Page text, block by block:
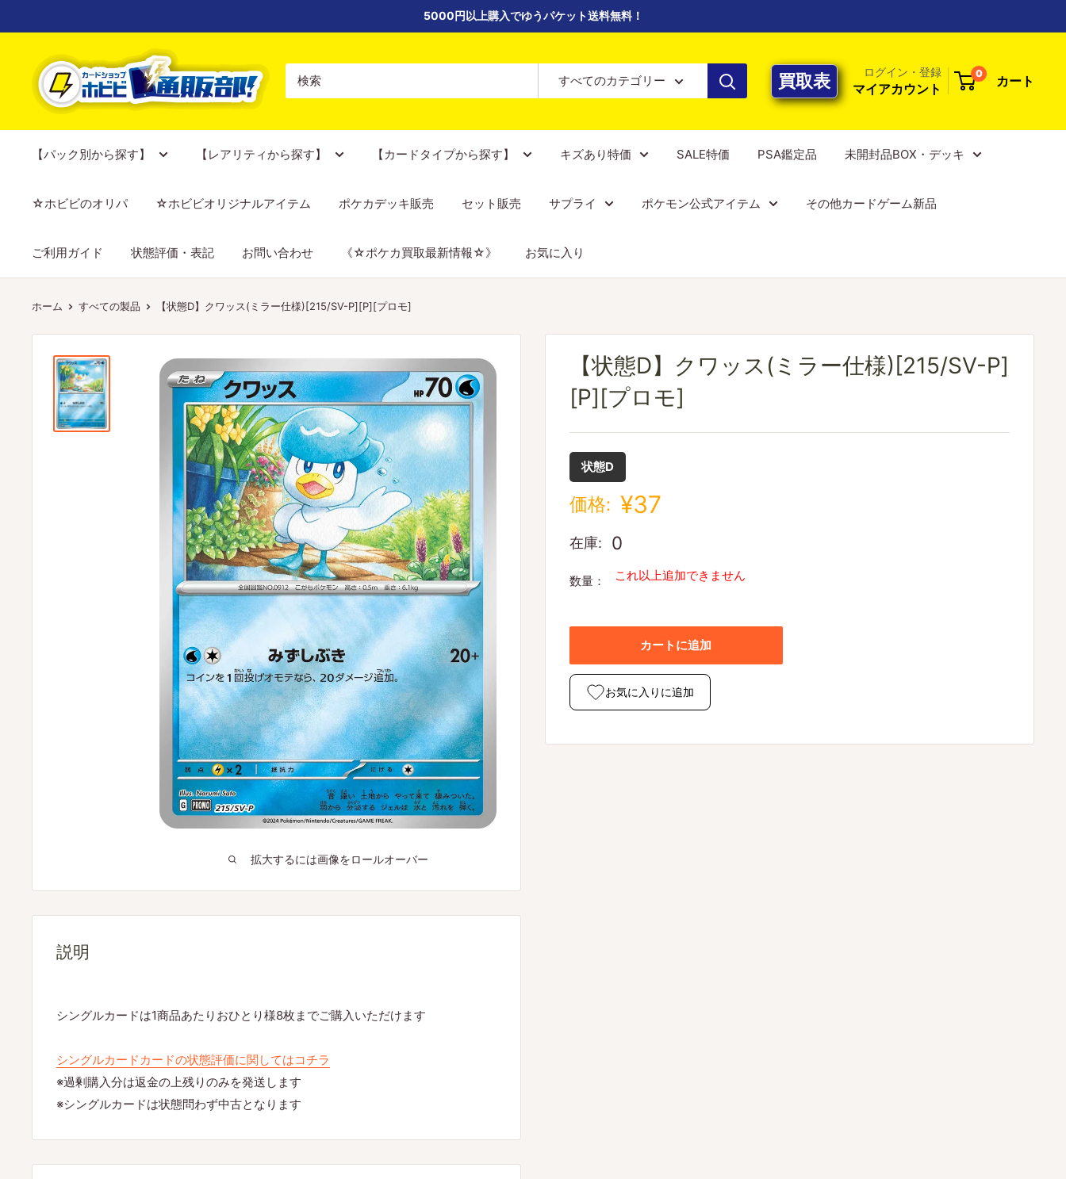
ン
5000円以上購入でゆうパケット送料無料！
【ポ
ケ
カ
門
シ
ョ
ッ
すべてのカテゴリー 買取表 ログイン・登録
マイアカウント
0 カート
【パック別から探す】 【レアリティから探す】 【カードタイプから探す】 キズあり特価 SALE特価 PSA鑑定品 未開封品BOX・デッキ
☆ホビビのオリパ ☆ホビビオリジナルアイテム ポケカデッキ販売 セット販売 サプライ ポケモン公式アイテム その他カードゲーム新品
ご利用ガイド 状態評価・表記 お問い合わせ 《☆ポケカ買取最新情報☆》 お気に入り
ホーム すべての製品 【状態D】クワッス(ミラー仕様)[215/SV-P][P][プロモ]
拡大するには画像をロールオーバー
【状態D】クワッス(ミラー仕様)[215/SV-P]
[P][プロモ]
状態D
価格: ¥37
在庫: 0
数量： これ以上追加できません
カートに追加
お気に入りに追加
説明
シングルカードは1商品あたりおひとり様8枚までご購入いただけます
シングルカードカードの状態評価に関してはコチラ
※過剰購入分は返金の上残りのみを発送します
※シングルカードは状態問わず中古となります